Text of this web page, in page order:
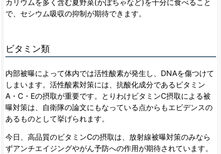
カリウムを多く含む夏野菜(かぼちゃなど)を十分に食べること
で、セシウム吸収の抑制が期待できます。
ビタミン類
内部被曝によって体内では活性酸素が発生し、DNAを傷つけて
しまいます。活性酸素対策には、抗酸化成分であるビタミン
A・C・Eの摂取が重要です。とりわけビタミンC摂取による被
曝対策は、自衛隊の論文にもなっている点からもエビデンスの
あるものとして挙げられます。
今日、高品質のビタミンCの摂取は、放射線被曝対策のみなら
ずアンチエイジングやがん予防への作用が期待されています。